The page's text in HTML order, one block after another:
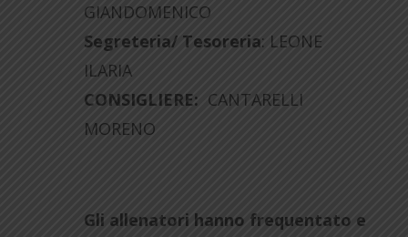
GIANDOMENICO
Segreteria/ Tesoreria: LEONE
ILARIA
CONSIGLIERE: CANTARELLI
MORENO
Gli allenatori hanno frequentato e